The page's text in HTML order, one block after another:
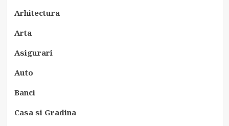
Arhitectura
Arta
Asigurari
Auto
Banci
Casa si Gradina